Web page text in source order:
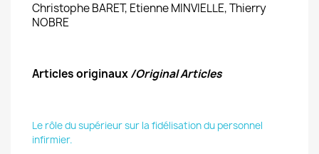
Christophe BARET, Etienne MINVIELLE, Thierry
NOBRE
Articles originaux/Original Articles
Le rôle du supérieur sur la fidélisation du personnel
infirmier.